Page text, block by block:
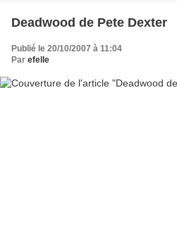
Deadwood de Pete Dexter
Publié le 20/10/2007 à 11:04
Par efelle